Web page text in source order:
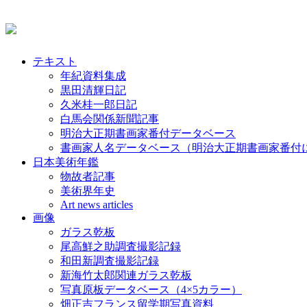
テキスト
年紀資料集成
黒田清輝日記
久米桂一郎日記
白馬会関係新聞記事
明治大正期書画家番付データベース
書画家人名データベース（明治大正期書画家番付
日本美術年鑑
物故者記事
美術界年史
Art news articles
画像
ガラス乾板
尾高鮮之助調査撮影記録
和田新調査撮影記録
新海竹太郎関連ガラス乾板
写真原板データベース（4×5カラー）
畑正吉フランス留学期写真資料